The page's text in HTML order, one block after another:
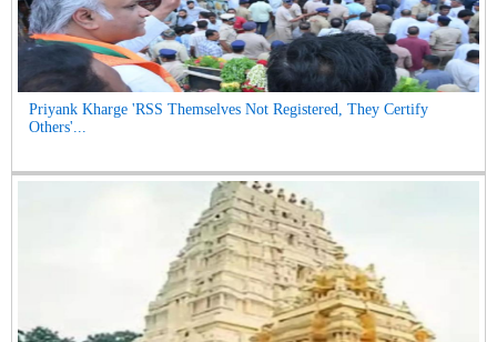
Priyank Kharge 'RSS Themselves Not Registered, They Certify
Others'...